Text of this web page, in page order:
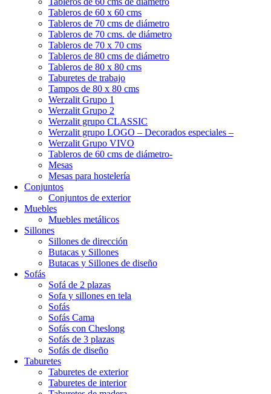
Tableros de 60 x 60 cms
Tableros de 70 cms de diámetro
Tableros de 70 cms. de diámetro
Tableros de 70 x 70 cms
Tableros de 80 cms de diámetro
Tableros de 80 x 80 cms
Taburetes de trabajo
Tampos de 80 x 80 cms
Werzalit Grupo 1
Werzalit Grupo 2
Werzalit grupo CLASSIC
Werzalit grupo LOGO – Decorados especiales –
Werzalit Grupo VIVO
Tableros de 60 cms de diámetro-
Mesas
Mesas para hostelería
Conjuntos
Conjuntos de exterior
Muebles
Muebles metálicos
Sillones
Sillones de dirección
Butacas y Sillones
Butacas y Sillones de diseño
Sofás
Sofá de 2 plazas
Sofa y sillones en tela
Sofás
Sofás Cama
Sofás con Cheslong
Sofás de 3 plazas
Sofás de diseño
Taburetes
Taburetes de exterior
Taburetes de interior